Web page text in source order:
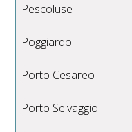
Pescoluse
Poggiardo
Porto Cesareo
Porto Selvaggio